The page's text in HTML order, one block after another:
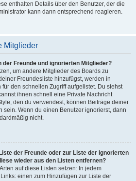
enthalten Details über den Benutzer, der die
kann dann entsprechend reagieren.
Mitglieder
der Freunde und ignorierten Mitglieder?
um andere Mitglieder des Boards zu
Freundesliste hinzufügst, werden in
den schnellen Zugriff aufgelistet. Du siehst
ihnen schnell eine Private Nachricht
den du verwendest, können Beiträge deiner
sein. Wenn du einen Benutzer ignorierst, dann
nicht.
der Freunde oder zur Liste der ignorierten
wieder aus den Listen entfernen?
auf diese Listen setzen: In jedem
einen zum Hinzufügen zur Liste der